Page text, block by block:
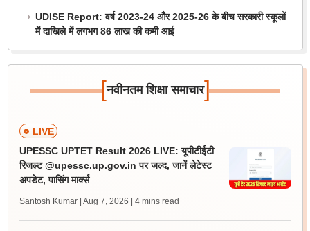
UDISE Report: वर्ष 2023-24 और 2025-26 के बीच सरकारी स्कूलों
में दाखिले में लगभग 86 लाख की कमी आई
[नवीनतम शिक्षा समाचार]
LIVE
UPESSC UPTET Result 2026 LIVE: यूपीटीईटी
रिजल्ट @upessc.up.gov.in पर जल्द, जानें लेटेस्ट
अपडेट, पासिंग मार्क्स
Santosh Kumar | Aug 7, 2026 | 4 mins read